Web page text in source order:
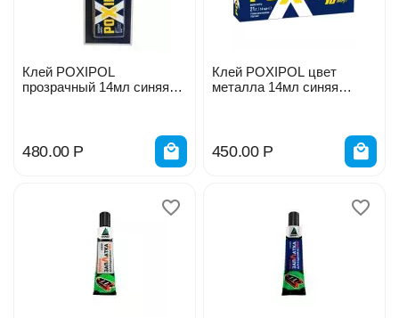
Клей POXIPOL
прозрачный 14мл синяя
480.00 Р
Клей POXIPOL цвет
металла 14мл синяя
450.00 Р